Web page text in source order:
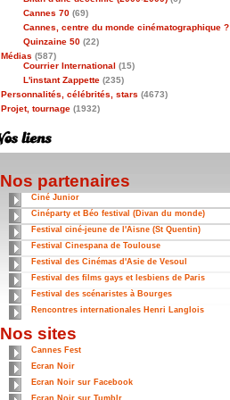
Cannes 70 (69)
Cannes, centre du monde cinématographique ?
Quinzaine 50 (22)
Médias (587)
Courrier International (15)
L'instant Zappette (235)
Personnalités, célébrités, stars (4673)
Projet, tournage (1932)
Nos partenaires
Ciné Junior
Cinéparty et Béo festival (Divan du monde)
Festival ciné-jeune de l'Aisne (St Quentin)
Festival Cinespana de Toulouse
Festival des Cinémas d'Asie de Vesoul
Festival des films gays et lesbiens de Paris
Festival des scénaristes à Bourges
Rencontres internationales Henri Langlois
Nos sites
Cannes Fest
Ecran Noir
Ecran Noir sur Facebook
Ecran Noir sur Tumblr